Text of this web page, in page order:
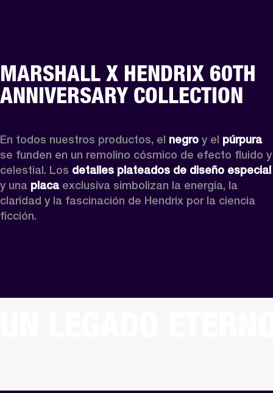
MARSHALL X HENDRIX 60TH
ANNIVERSARY COLLECTION
En todos nuestros productos, el negro y el púrpura
se funden en un remolino cósmico de efecto fluido y
celestial. Los detalles plateados de diseño especial
y una placa exclusiva simbolizan la energía, la
claridad y la fascinación de Hendrix por la ciencia
ficción.